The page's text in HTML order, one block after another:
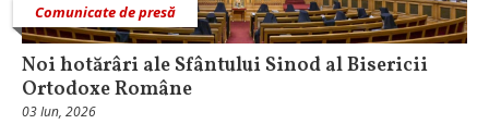
Comunicate de presă
Noi hotărâri ale Sfântului Sinod al Bisericii
Ortodoxe Române
03 Iun, 2026